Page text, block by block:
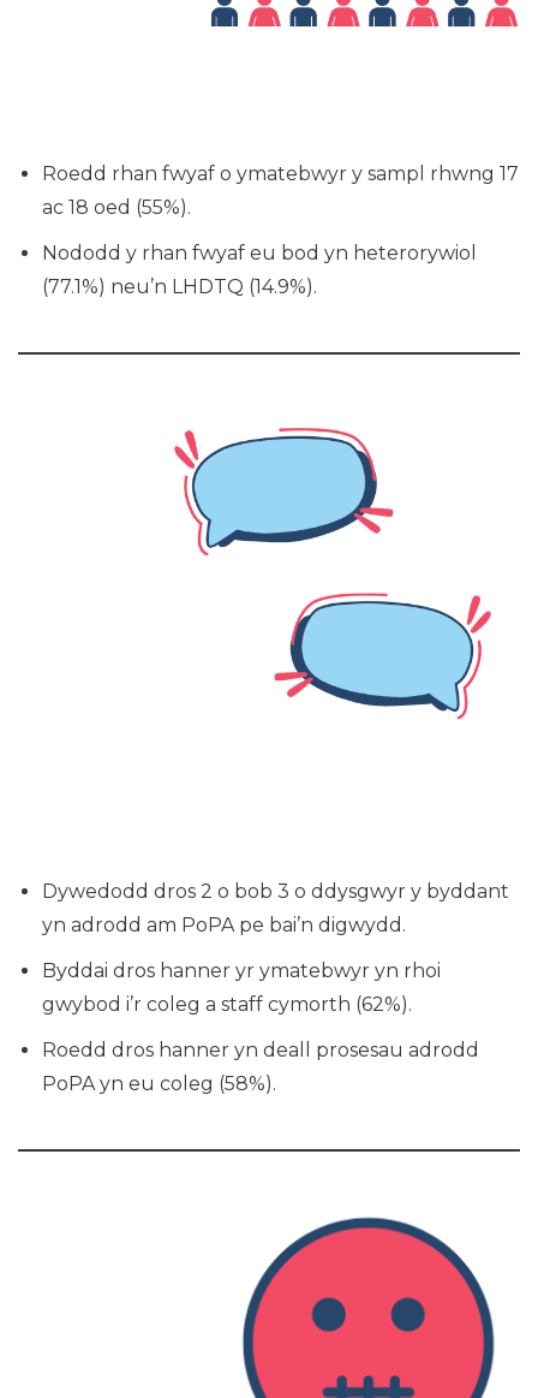
Roedd rhan fwyaf o ymatebwyr y sampl rhwng 17
ac 18 oed (55%).
Nododd y rhan fwyaf eu bod yn heterorywiol
(77.1%) neu’n LHDTQ (14.9%).
Dywedodd dros 2 o bob 3 o ddysgwyr y byddant
yn adrodd am PoPA pe bai’n digwydd.
Byddai dros hanner yr ymatebwyr yn rhoi
gwybod i’r coleg a staff cymorth (62%).
Roedd dros hanner yn deall prosesau adrodd
PoPA yn eu coleg (58%).